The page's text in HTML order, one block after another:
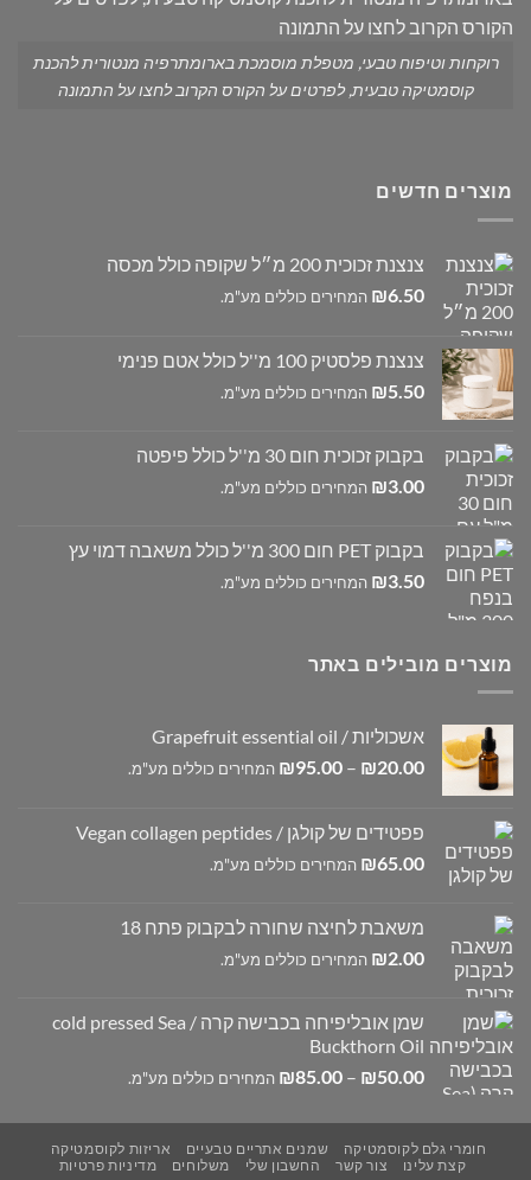
רוקחות וטיפוח טבעי, מטפלת מוסמכת בארומתרפיה מנטורית להכנת
קוסמטיקה טבעית, לפרטים על הקורס הקרוב לחצו על התמונה
מוצרים חדשים
צנצנת זכוכית 200 מ״ל שקופה כולל מכסה
₪6.50 המחירים כוללים מע"מ.
צנצנת פלסטיק 100 מ''ל כולל אטם פנימי
₪5.50 המחירים כוללים מע"מ.
בקבוק זכוכית חום 30 מ''ל כולל פיפטה
₪3.00 המחירים כוללים מע"מ.
בקבוק PET חום 300 מ''ל כולל משאבה דמוי עץ
₪3.50 המחירים כוללים מע"מ.
מוצרים מובילים באתר
אשכוליות / Grapefruit essential oil
₪20.00
–
₪95.00
טווח
עד
המחירים כוללים מע"מ.
פפטידים של קולגן / Vegan collagen peptides
₪65.00 המחירים כוללים מע"מ.
משאבת לחיצה שחורה לבקבוק פתח 18
₪2.00 המחירים כוללים מע"מ.
שמן אובליפיחה בכבישה קרה / cold pressed Sea
Buckthorn Oil
₪50.00
–
₪85.00
טווח
עד
המחירים כוללים מע"מ.
חומרי גלם לקוסמטיקה שמנים אתריים טבעיים
אריזות לקוסמטיקה
קצת עלינו
צור קשר החשבון שלי משלוחים מדיניות פרטיות